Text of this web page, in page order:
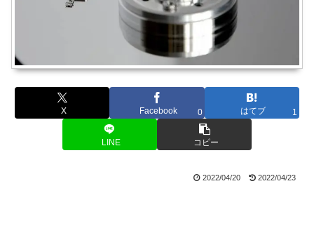
X Facebook 0 はてブ 1
LINE コピー
2022/04/20 2022/04/23